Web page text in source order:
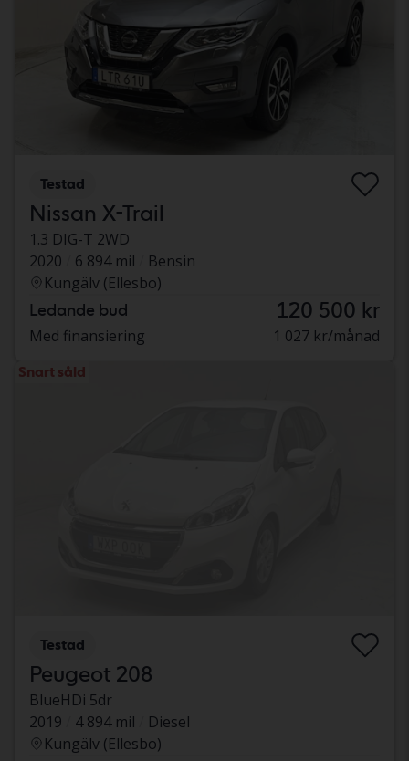
Testad
Nissan X-Trail
1.3 DIG-T 2WD
2020
6 894 mil
Bensin
Kungälv (Ellesbo)
Ledande bud 120 500 kr
Med finansiering 1 027 kr/månad
Snart såld
Testad
Peugeot 208
BlueHDi 5dr
2019
4 894 mil
Diesel
Kungälv (Ellesbo)